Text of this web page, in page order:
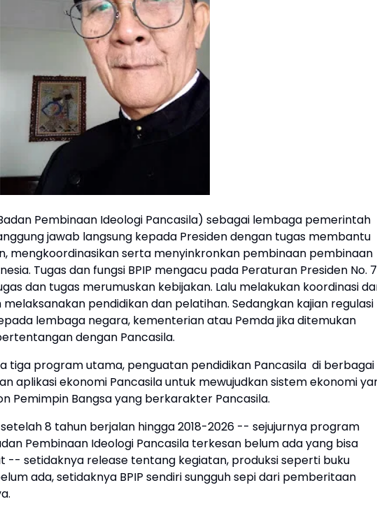
Pembinaan Ideologi Pancasila) sebagai lembaga pemerintah
jawab langsung kepada Presiden dengan tugas membantu
mengkoordinasikan serta menyinkronkan pembinaan pembinaan
Tugas dan fungsi BPIP mengacu pada Peraturan Presiden No. 7
dan tugas merumuskan kebijakan. Lalu melakukan koordinasi
pendidikan dan pelatihan. Sedangkan kajian regulasi
lembaga negara, kementerian atau Pemda jika ditemukan
dengan Pancasila.
tiga program utama, penguatan pendidikan Pancasila di berbagai
aplikasi ekonomi Pancasila untuk mewujudkan sistem ekonomi
Pemimpin Bangsa yang berkarakter Pancasila.
setelah 8 tahun berjalan hingga 2018-2026 -- sejujurnya program
Pembinaan Ideologi Pancasila terkesan belum ada yang bisa
-- setidaknya release tentang kegiatan, produksi seperti buku
ada, setidaknya BPIP sendiri sungguh sepi dari pemberitaan